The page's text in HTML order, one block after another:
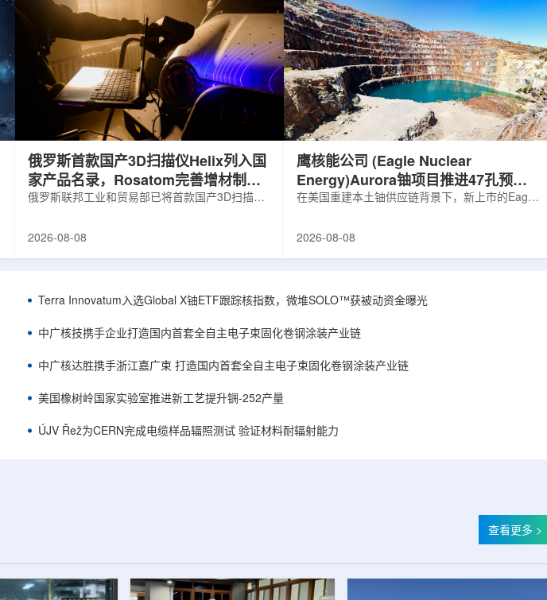
俄罗斯首款国产3D扫描仪Helix列入国
家产品名录，Rosatom完善增材制造
技术链
俄罗斯联邦工业和贸易部已将首款国产3D扫描仪
完成。至此，Helix成为俄罗斯首款、也是目前唯
RangeVision Helix由俄罗斯国家原子能公司增材
制造合作伙伴RangeVision研发制造。自2025年
以来，该公司成为唯一纳入俄罗斯国家原子能公
司增材制造生态系统的俄罗斯3D扫描...
2026-08-08
鹰核能公司 (Eagle Nuclear
Energy)Aurora铀项目推进47孔预可
研钻探
在美国重建本土铀供应链背景下，新上市的Eagle
1300标准含indicated资源3275万磅、inferred
孔、总进尺约2.7万英尺的预可研钻探，待联邦与
州审批通过后开工，预计2027年下半年完成预可
研。技术端近期增补Yukuskokon Professional
Services，并扩大与BBA USA、SLR I...
2026-08-08
Terra Innovatum入选Global X铀ETF跟踪核指数，微堆SOLO™获被动资金曝光
中广核技携手企业打造国内首套全自主电子束固化卷钢涂装产业链
中广核达胜携手浙江嘉广束 打造国内首套全自主电子束固化卷钢涂装产业链
美国橡树岭国家实验室推进新工艺提升锎-252产量
ÚJV Řež为CERN完成电缆样品辐照测试 验证材料耐辐射能力
查看更多 >